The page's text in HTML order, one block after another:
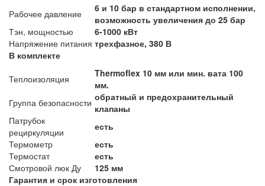
Рабочее давление
6 и 10 бар в стандартном исполнении,
возможность увеличения до 25 бар
Тэн, мощностью
6-1000 кВт
Напряжение питания трехфазное, 380 В
В комплекте
Теплоизоляция
Thermoflex 10 мм или мин. вата 100
мм.
Группа безопасности обратный и предохранительный
клапаны
Патрубок
рециркуляции
есть
Термометр
есть
Термостат
есть
Смотровой люк Ду
125 мм
Гарантия и срок изготовления